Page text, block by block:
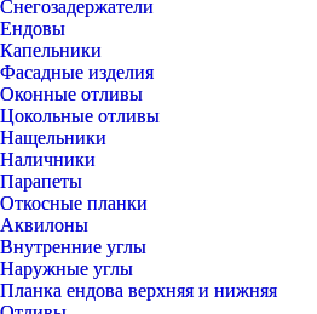
Снегозадержатели
Ендовы
Капельники
Фасадные изделия
Оконные отливы
Цокольные отливы
Нащельники
Наличники
Парапеты
Откосные планки
Аквилоны
Внутренние углы
Наружные углы
Планка ендова верхняя и нижняя